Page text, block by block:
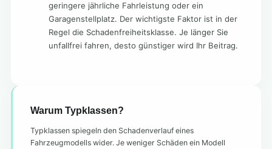
geringere jährliche Fahrleistung oder ein
Garagenstellplatz. Der wichtigste Faktor ist in der
Regel die Schadenfreiheitsklasse. Je länger Sie
unfallfrei fahren, desto günstiger wird Ihr Beitrag.
Warum Typklassen?
Typklassen spiegeln den Schadenverlauf eines
Fahrzeugmodells wider. Je weniger Schäden ein Modell